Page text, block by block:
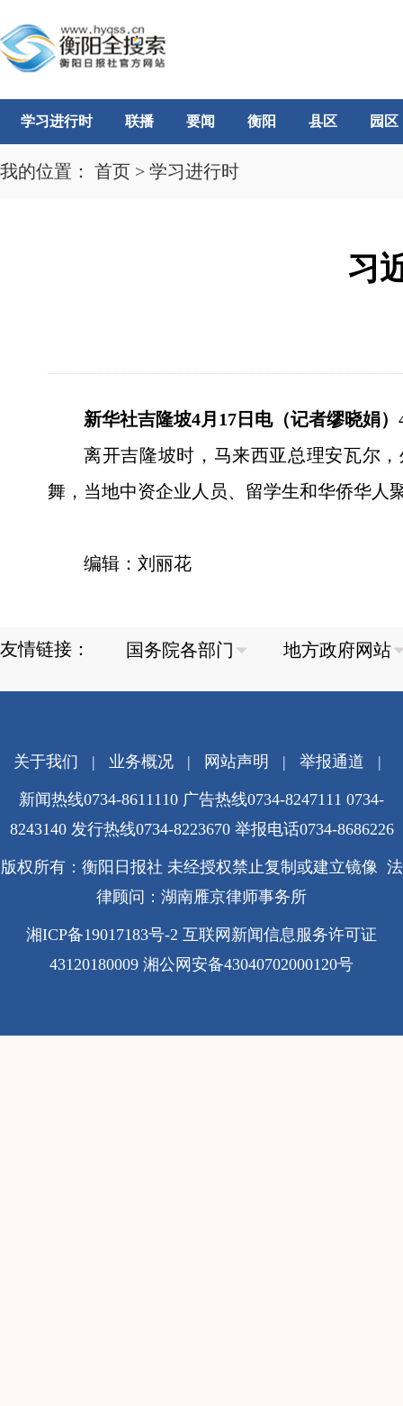
学习进行时 联播 要闻 衡阳 县区 园区
我的位置： 首页 > 学习进行时
习
新华社吉隆坡4月17日电（记者缪晓娟）
离开吉隆坡时，马来西亚总理安瓦尔
舞，当地中资企业人员、留学生和华侨华人
编辑：刘丽花
友情链接：
关于我们 | 业务概况| 网站声明 | 举报通道 |
新闻热线0734-8611110 广告热线0734-8247111 0734-
8243140 发行热线0734-8223670 举报电话0734-8686226
版权所有：衡阳日报社 未经授权禁止复制或建立镜像 法
律顾问：湖南雁京律师事务所
湘ICP备19017183号-2 互联网新闻信息服务许可证
43120180009 湘公网安备43040702000120号